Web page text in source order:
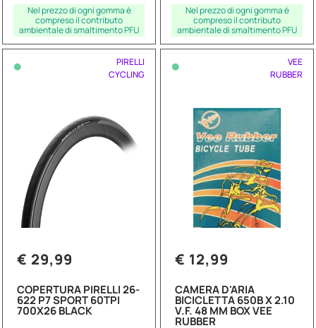
Nel prezzo di ogni gomma è
compreso il contributo
ambientale di smaltimento PFU
Nel prezzo di ogni gomma è
compreso il contributo
ambientale di smaltimento PFU
•
PIRELLI
CYCLING
€ 29,99
COPERTURA PIRELLI 26-
622 P7 SPORT 60TPI
700X26 BLACK
•
VEE
RUBBER
€ 12,99
CAMERA D'ARIA
BICICLETTA 650B X 2.10
V.F. 48 MM BOX VEE
RUBBER